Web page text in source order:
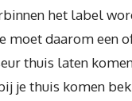
het label
moet daarom een
thuis laten
je thuis komen